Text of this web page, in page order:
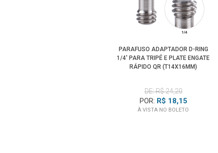
PARAFUSO ADAPTADOR D-RING
1/4' PARA TRIPÉ E PLATE ENGATE
RÁPIDO QR (T14X16MM)
DE: R$ 24,20
POR: R$ 18,15
À VISTA NO BOLETO